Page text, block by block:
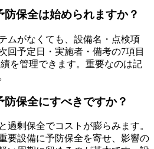
保全は始められますか？
ムがなくても、設備名・点検項
回予定日・実施者・備考の7項目
を管理できます。重要なのは記
保全にすべきですか？
過剰保全でコストが膨らみます。
要設備に予防保全を寄せ、影響の